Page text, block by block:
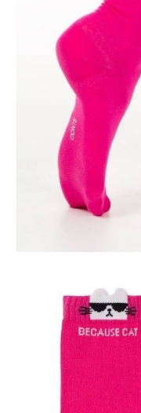
DODAJ DO
Jak złożyć zamówienie
POWIADOM MNIE O
ПОЛУЧИТЬ ПО
darmowa od 99 zł
czas dostawy: 1-2 dni
Paczkomaty InPost 24/7,
czas dostawy: 1-2 dni
Odbiór osobisty
w sklepie
pn.- czw. 8:00 - 16:00, pt.
Opis produktu
O produkcie
design, co sprawia, że są
Docenisz trójwymiarowe
ozdobny wystający pikot,
charakteru. Wzór panda
do codziennej garderoby.
Skarpetki są przyjemne w
Materiał: bawełna 68%,
oddychalność,